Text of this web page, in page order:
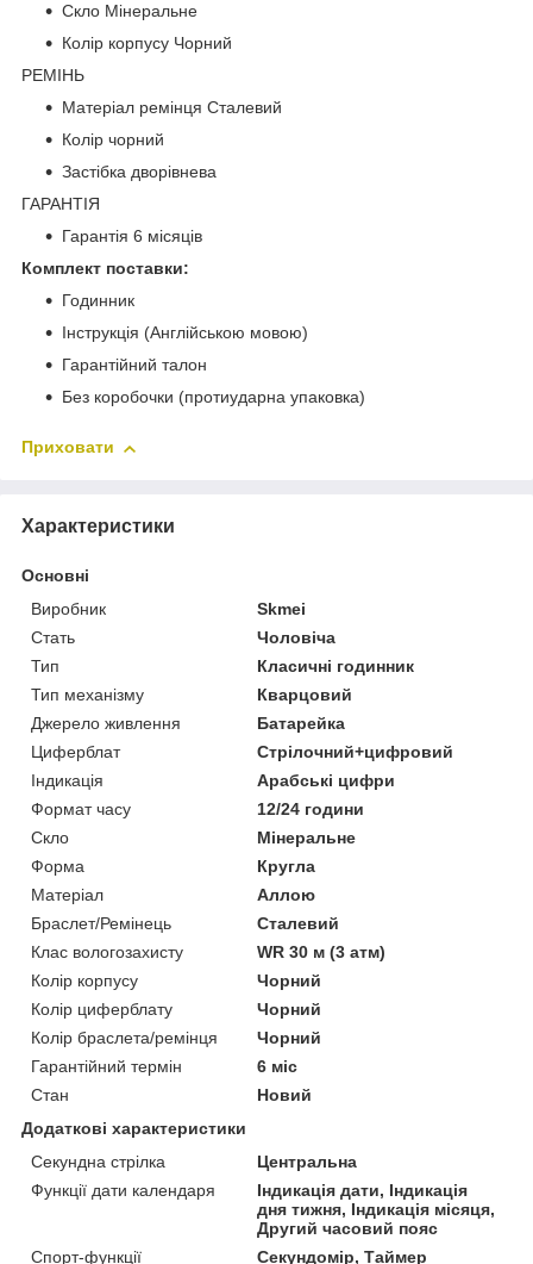
Скло Мінеральне
Колір корпусу Чорний
РЕМІНЬ
Матеріал ремінця Сталевий
Колір чорний
Застібка дворівнева
ГАРАНТІЯ
Гарантія 6 місяців
Комплект поставки:
Годинник
Інструкція (Англійською мовою)
Гарантійний талон
Без коробочки (протиударна упаковка)
Приховати
Характеристики
Основні
Виробник
Skmei
Стать
Чоловіча
Тип
Класичні годинник
Тип механізму
Кварцовий
Джерело живлення
Батарейка
Циферблат
Стрілочний+цифровий
Індикація
Арабські цифри
Формат часу
12/24 години
Скло
Мінеральне
Форма
Кругла
Матеріал
Аллою
Браслет/Ремінець
Сталевий
Клас вологозахисту
WR 30 м (3 атм)
Колір корпусу
Чорний
Колір циферблату
Чорний
Колір браслета/ремінця
Чорний
Гарантійний термін
6 міс
Стан
Новий
Додаткові характеристики
Секундна стрілка
Центральна
Функції дати календаря
Індикація дати, Індикація
дня тижня, Індикація місяця,
Другий часовий пояс
Спорт-функції
Секундомір, Таймер